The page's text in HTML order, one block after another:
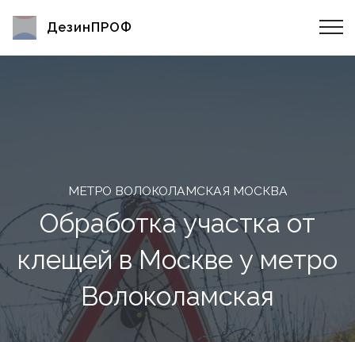
ДезинПРОФ
МЕТРО ВОЛОКОЛАМСКАЯ МОСКВА
Обработка участка от
клещей в Москве у метро
Волоколамская